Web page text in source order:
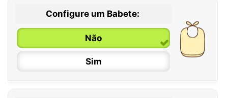
Configure um Babete:
Não
Sim